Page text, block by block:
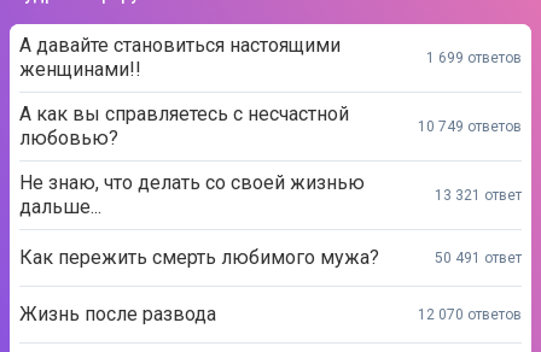
А давайте становиться настоящими
женщинами!!
1 699 ответов
А как вы справляетесь с несчастной
любовью?
10 749 ответов
Не знаю, что делать со своей жизнью
дальше...
13 321 ответ
Как пережить смерть любимого мужа? 50 491 ответ
Жизнь после развода 12 070 ответов